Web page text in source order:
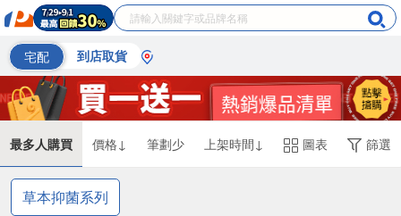
宅配 到店取貨
最多人購買 價格↓ 筆劃少 上架時間↓ 圖表 篩選
草本抑菌系列